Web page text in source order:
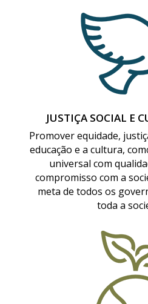
JUSTIÇA SOCIAL E
Promover equidade,
educação e a cultura,
universal com
compromisso com a
meta de todos os
toda a